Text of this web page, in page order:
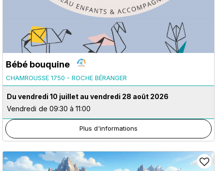
Bébé bouquine
CHAMROUSSE 1750 - ROCHE BÉRANGER
Du vendredi 10 juillet au vendredi 28 août 2026
Vendredi de 09:30 à 11:00
Plus d'informations